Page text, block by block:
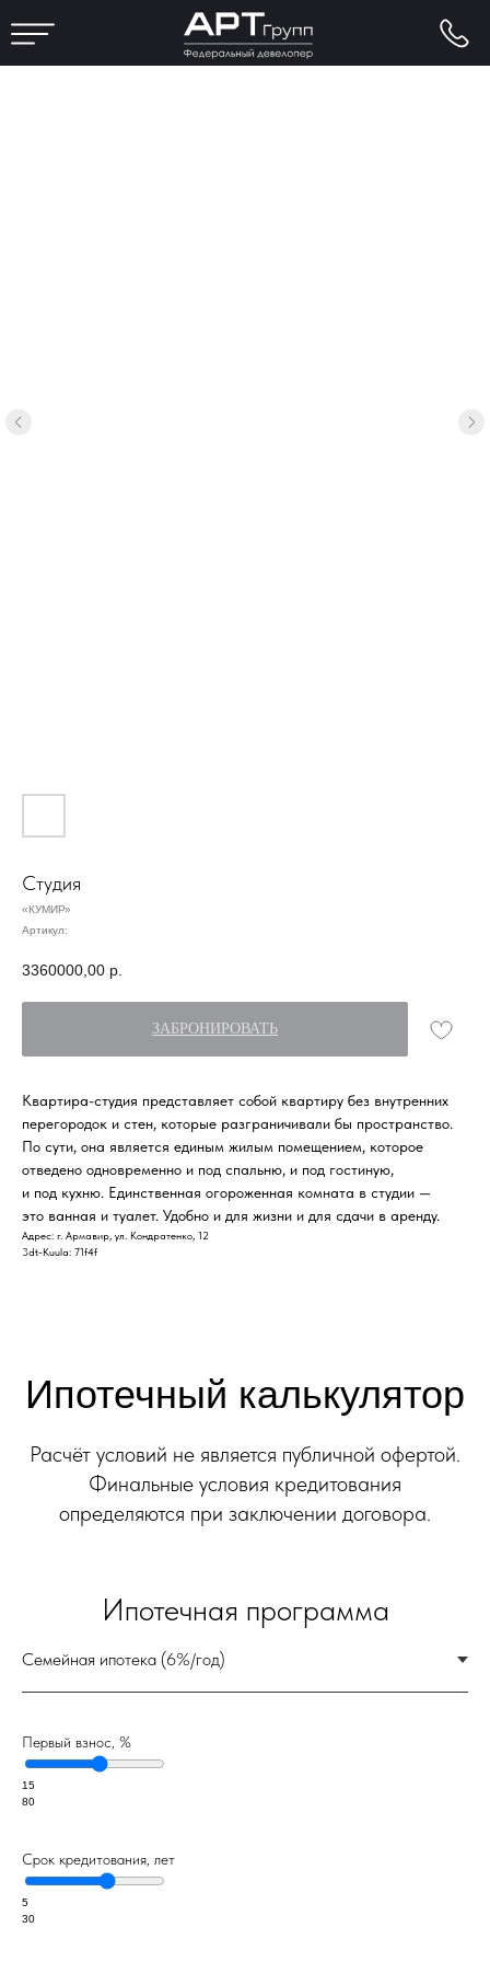
Студия
«КУМИР»
Артикул:
3360000,00 р.
ЗАБРОНИРОВАТЬ
Квартира-студия представляет собой квартиру без внутренних
перегородок и стен, которые разграничивали бы пространство.
По сути, она является единым жилым помещением, которое
отведено одновременно и под спальню, и под гостиную,
и под кухню. Единственная огороженная комната в студии —
это ванная и туалет. Удобно и для жизни и для сдачи в аренду.
Адрес: г. Армавир, ул. Кондратенко, 12
3dt-Kuula: 71f4f
Ипотечный калькулятор
Ипотечная программа
Расчёт условий не является публичной офертой.
Финальные условия кредитования
Первый взнос, %
15
80
Срок кредитования, лет
5
30